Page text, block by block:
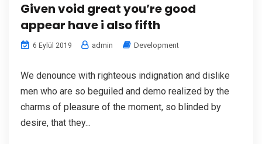
Given void great you’re good
appear have i also fifth
6 Eylül 2019 admin Development
We denounce with righteous indignation and dislike
men who are so beguiled and demo realized by the
charms of pleasure of the moment, so blinded by
desire, that they...